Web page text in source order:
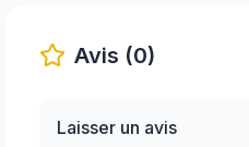
Avis (0)
Laisser un avis